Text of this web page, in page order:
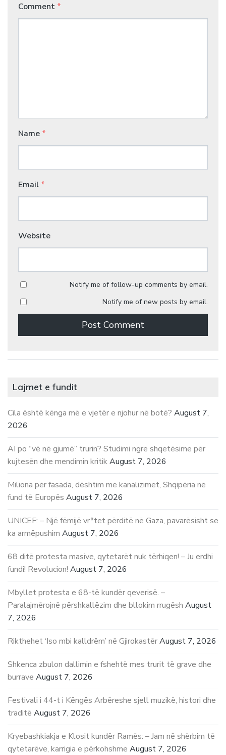
Comment *
Name *
Email *
Website
Notify me of follow-up comments by email.
Notify me of new posts by email.
Lajmet e fundit
Cila është kënga më e vjetër e njohur në botë? August 7,
2026
AI po “vë në gjumë” trurin? Studimi ngre shqetësime për
kujtesën dhe mendimin kritikAugust 7, 2026
Miliona për fasada, dështim me kanalizimet, Shqipëria në
fund të Europës August 7, 2026
UNICEF: – Një fëmijë vr*tet përditë në Gaza, pavarësisht se
ka armëpushim August 7, 2026
68 ditë protesta masive, qytetarët nuk tërhiqen! – Ju erdhi
fundi! Revolucion! August 7, 2026
Mbyllet protesta e 68-të kundër qeverisë. –
Paralajmërojnë përshkallëzim dhe bllokim rrugësh August
7, 2026
Rikthehet ‘Iso mbi kalldrëm’ në GjirokastërAugust 7, 2026
Shkenca zbulon dallimin e fshehtë mes trurit të grave dhe
burrave August 7, 2026
Festivali i 44-t i Këngës Arbëreshe sjell muzikë, histori dhe
traditë August 7, 2026
Kryebashkiakja e Klosit kundër Ramës: – Jam në shërbim të
qytetarëve, karrigia e përkohshme August 7, 2026